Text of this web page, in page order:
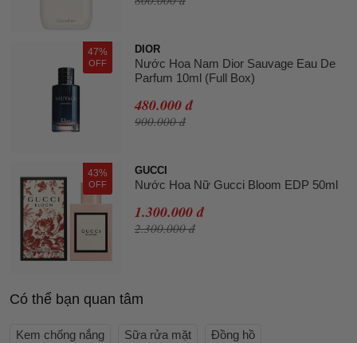
47%
OFF
DIOR
Nước Hoa Nam Dior Sauvage Eau De
Parfum 10ml (Full Box)
480.000 đ
900.000 đ
43%
OFF
GUCCI
Nước Hoa Nữ Gucci Bloom EDP 50ml
1.300.000 đ
2.300.000 đ
Có thể bạn quan tâm
Kem chống nắng Sữa rửa mặt
Đồng hồ